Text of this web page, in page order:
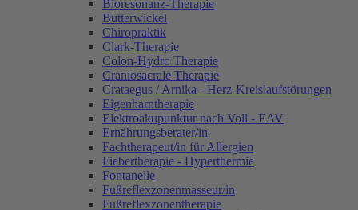
Bioresonanz-Therapie
Butterwickel
Chiropraktik
Clark-Therapie
Colon-Hydro Therapie
Craniosacrale Therapie
Crataegus / Arnika - Herz-Kreislaufstörungen
Eigenharntherapie
Elektroakupunktur nach Voll - EAV
Ernährungsberater/in
Fachtherapeut/in für Allergien
Fiebertherapie - Hyperthermie
Fontanelle
Fußreflexzonenmasseur/in
Fußreflexzonentherapie